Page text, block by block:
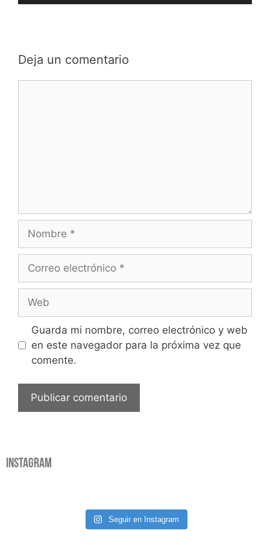
Deja un comentario
Guarda mi nombre, correo electrónico y web
en este navegador para la próxima vez que
comente.
Instagram
Seguir en Instagram